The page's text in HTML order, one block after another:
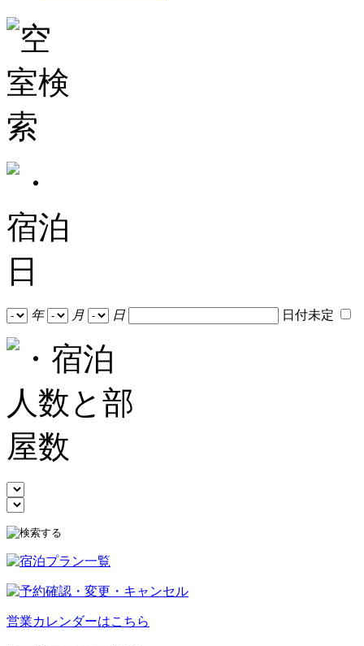
年 月 日 日付未定
営業カレンダーはこちら